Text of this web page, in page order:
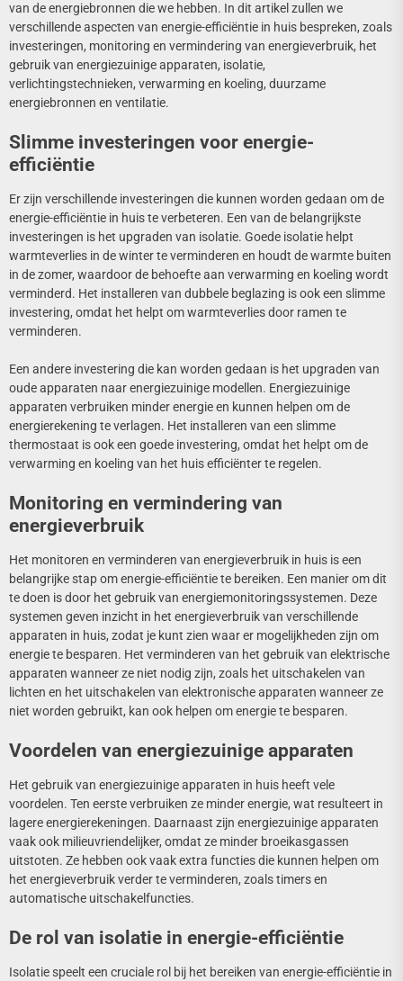
van de energiebronnen die we hebben. In dit artikel zullen we
verschillende aspecten van energie-efficiëntie in huis bespreken, zoals
investeringen, monitoring en vermindering van energieverbruik, het
gebruik van energiezuinige apparaten, isolatie,
verlichtingstechnieken, verwarming en koeling, duurzame
energiebronnen en ventilatie.
Slimme investeringen voor energie-
efficiëntie
Er zijn verschillende investeringen die kunnen worden gedaan om de
energie-efficiëntie in huis te verbeteren. Een van de belangrijkste
investeringen is het upgraden van isolatie. Goede isolatie helpt
warmteverlies in de winter te verminderen en houdt de warmte buiten
in de zomer, waardoor de behoefte aan verwarming en koeling wordt
verminderd. Het installeren van dubbele beglazing is ook een slimme
investering, omdat het helpt om warmteverlies door ramen te
verminderen.
Een andere investering die kan worden gedaan is het upgraden van
oude apparaten naar energiezuinige modellen. Energiezuinige
apparaten verbruiken minder energie en kunnen helpen om de
energierekening te verlagen. Het installeren van een slimme
thermostaat is ook een goede investering, omdat het helpt om de
verwarming en koeling van het huis efficiënter te regelen.
Monitoring en vermindering van
energieverbruik
Het monitoren en verminderen van energieverbruik in huis is een
belangrijke stap om energie-efficiëntie te bereiken. Een manier om dit
te doen is door het gebruik van energiemonitoringssystemen. Deze
systemen geven inzicht in het energieverbruik van verschillende
apparaten in huis, zodat je kunt zien waar er mogelijkheden zijn om
energie te besparen. Het verminderen van het gebruik van elektrische
apparaten wanneer ze niet nodig zijn, zoals het uitschakelen van
lichten en het uitschakelen van elektronische apparaten wanneer ze
niet worden gebruikt, kan ook helpen om energie te besparen.
Voordelen van energiezuinige apparaten
Het gebruik van energiezuinige apparaten in huis heeft vele
voordelen. Ten eerste verbruiken ze minder energie, wat resulteert in
lagere energierekeningen. Daarnaast zijn energiezuinige apparaten
vaak ook milieuvriendelijker, omdat ze minder broeikasgassen
uitstoten. Ze hebben ook vaak extra functies die kunnen helpen om
het energieverbruik verder te verminderen, zoals timers en
automatische uitschakelfuncties.
De rol van isolatie in energie-efficiëntie
Isolatie speelt een cruciale rol bij het bereiken van energie-efficiëntie in